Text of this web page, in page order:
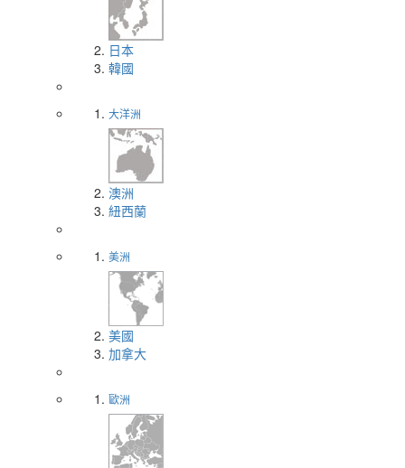
日本
韓國
大洋洲
澳洲
紐西蘭
美洲
美國
加拿大
歐洲